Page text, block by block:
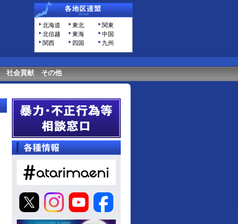
北海道 東北
関東
北信越
東海
中国
関西
四国 九州
社会貢献 その他